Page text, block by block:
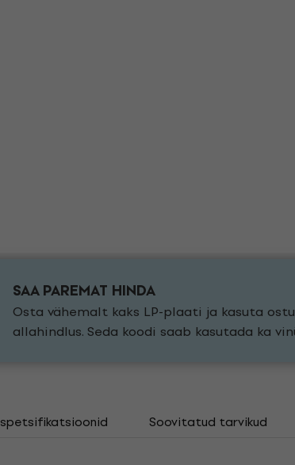
SAA PAREMAT HINDA
Osta vähemalt kaks LP-plaati ja kasuta
allahindlus. Seda koodi saab kasutada ka
Soovitatud tarvikud